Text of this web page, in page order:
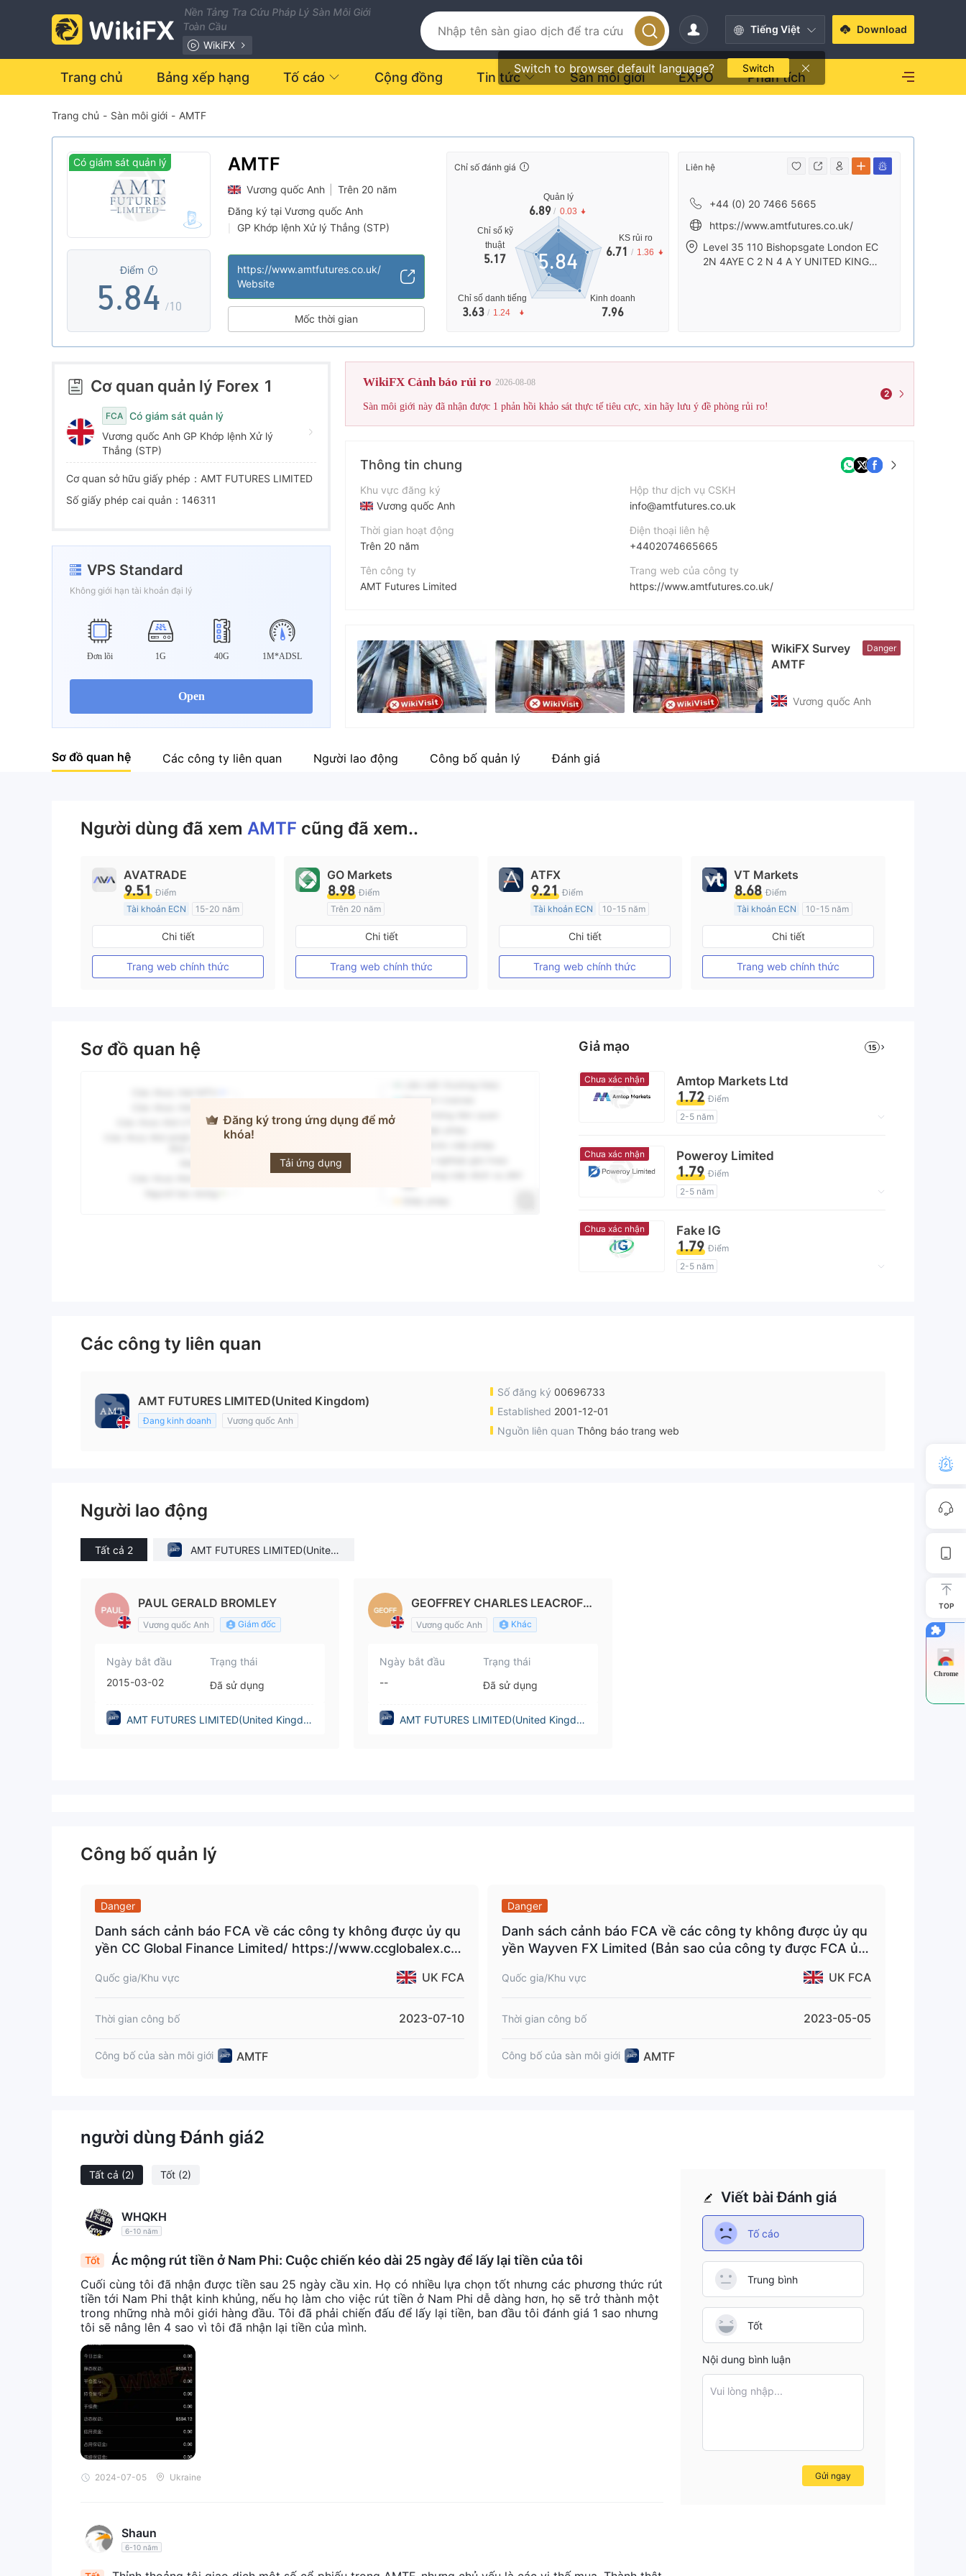
Nền Tảng Tra Cứu Pháp Lý Sàn Môi Giới
Toàn Cầu
WikiFX
Tiếng Việt
Switch to browser default language? Switch
Download
Trang chủ Bảng xếp hạng Tố cáo Cộng đồng Tin tức Sàn môi giới EXPO Phân tích
Trang chủ - Sàn môi giới - AMTF
Có giám sát quản lý
Điểm
0
1
2
3
4
5
6
7
8
9
.
2
3
4
5
6
7
8
9
0
1
2
3
4
5
6
7
8
9
/10
AMTF
Vương quốc Anh
Trên 20 năm
Đăng ký tại Vương quốc Anh
GP Khớp lệnh Xử lý Thẳng (STP)
https://www.amtfutures.co.uk/
Website
Mốc thời gian
Chỉ số đánh giá
Quản lý
6.89 / 0.03
Chỉ số kỹ
thuật
5.17
Chỉ số danh tiếng
3.63 / 1.24
Kinh doanh
7.96
KS rủi ro
6.71 / 1.36
5.84
Liên hệ
+44 (0) 20 7466 5665
https://www.amtfutures.co.uk/
Level 35 110 Bishopsgate London EC
2N 4AYE C 2 N 4 A Y UNITED KINGD
Cơ quan quản lý Forex 1
FCA Có giám sát quản lý
Vương quốc Anh GP Khớp lệnh Xử lý
Thẳng (STP)
Cơ quan sở hữu giấy phép：AMT FUTURES LIMITED
Số giấy phép cai quản：146311
VPS Standard
Không giới hạn tài khoản đại lý
Đơn lõi 1G 40G 1M*ADSL
Open
WikiFX Cảnh báo rủi ro 2026-08-08
Sàn môi giới này đã nhận được 1 phản hồi khảo sát thực tế tiêu cực, xin hãy lưu ý đề phòng rủi ro!
2
Thông tin chung
Khu vực đăng ký
Vương quốc Anh
Thời gian hoạt động
Trên 20 năm
Tên công ty
AMT Futures Limited
Nhân viên doanh nghiệp
--
Hộp thư dịch vụ CSKH
info@amtfutures.co.uk
Điện thoại liên hệ
+4402074665665
Trang web của công ty
https://www.amtfutures.co.uk/
Linkedin
https://www.linkedin.com/company/18238071/
WikiFX Survey
AMTF
Danger
Vương quốc Anh
Sơ đồ quan hệ Các công ty liên quan Người lao động Công bố quản lý Đánh giá
Người dùng đã xem AMTF cũng đã xem..
AVATRADE
9.51 Điểm
Tài khoản ECN
15-20 năm
Đăng ký tại Nước Úc
MT4 Chính thức
Chi tiết
Trang web chính thức
GO Markets
8.98 Điểm
Trên 20 năm
Đăng ký tại Nước Úc
cTrader
Chi tiết
Trang web chính thức
ATFX
9.21 Điểm
Tài khoản ECN
10-15 năm
Đăng ký tại Nước Úc
MT4 Chính thức
Chi tiết
Trang web chính thức
VT Markets
8.68 Điểm
Tài khoản ECN
10-15 năm
Đăng ký tại Nước Úc
MT4 Chính thức
Chi tiết
Trang web chính thức
Sơ đồ quan hệ
Đăng ký trong ứng dụng để mở
khóa!
Tải ứng dụng
Giả mạo 15
Chưa xác nhận Amtop Markets Ltd
1.72 Điểm
2-5 năm
Lĩnh vực nghiệp vụ đáng ngờ
Nguy cơ rủi ro cao
Chưa xác nhận Poweroy Limited
1.79 Điểm
2-5 năm
Lĩnh vực nghiệp vụ đáng ngờ
Nguy cơ rủi ro cao
Chưa xác nhận Fake IG
1.79 Điểm
2-5 năm
Các công ty liên quan
AMT FUTURES LIMITED(United Kingdom)
Đang kinh doanh Vương quốc Anh
Số đăng ký 00696733
Established 2001-12-01
Nguồn liên quan Thông báo trang web
Người lao động
Tất cả 2
AMT FUTURES LIMITED(United
PAUL GERALD BROMLEY
Vương quốc Anh Giám đốc
Ngày bắt đầu
2015-03-02
Trạng thái
Đã sử dụng
AMT FUTURES LIMITED(United Kingdo
GEOFFREY CHARLES LEACROFT
ROWAN
Vương quốc Anh Khác
Ngày bắt đầu
--
Trạng thái
Đã sử dụng
AMT FUTURES LIMITED(United Kingdo
Công bố quản lý
Danger
Danh sách cảnh báo FCA về các công ty không được ủy qu
yền CC Global Finance Limited/ https://www.ccglobalex.co
Quốc gia/Khu vực UK FCA
Thời gian công bố 2023-07-10
Công bố của sàn môi giới AMTF
Danger
Danh sách cảnh báo FCA về các công ty không được ủy qu
yền Wayven FX Limited (Bản sao của công ty được FCA ủy
Quốc gia/Khu vực UK FCA
Thời gian công bố 2023-05-05
Công bố của sàn môi giới AMTF
người dùng Đánh giá2
Tất cả (2) Tốt (2)
WHQKH
6-10 năm
Tốt Ác mộng rút tiền ở Nam Phi: Cuộc chiến kéo dài 25 ngày để lấy lại tiền của tôi
Cuối cùng tôi đã nhận được tiền sau 25 ngày cầu xin. Họ có nhiều lựa chọn tốt nhưng các phương thức rút
tiền tới Nam Phi thật kinh khủng, nếu họ làm cho việc rút tiền ở Nam Phi dễ dàng hơn, họ sẽ trở thành một
trong những nhà môi giới hàng đầu. Tôi đã phải chiến đấu để lấy lại tiền, ban đầu tôi đánh giá 1 sao nhưng
tôi sẽ nâng lên 4 sao vì tôi đã nhận lại tiền của mình.
2024-07-05 Ukraine
Shaun
6-10 năm
Viết bài Đánh giá
Tố cáo
Trung bình
Tốt
Nội dung bình luận
Vui lòng nhập...
Gửi ngay
TOP
Chrome